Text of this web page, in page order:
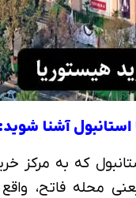
استانبول آشنا شوید:
که به مرکز
محله فاتح،